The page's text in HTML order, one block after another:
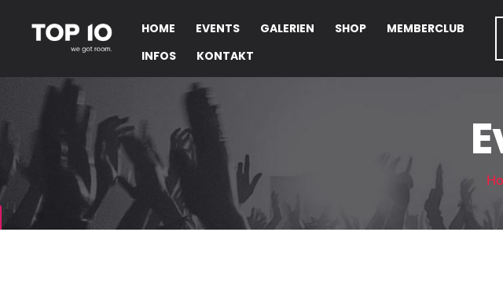
HOME EVENTS GALERIEN SHOP
MEMBERCLUB
INFOS
KONTAKT